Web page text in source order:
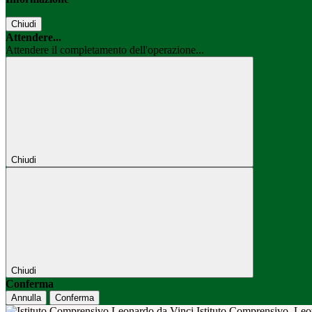
Chiudi
Attendere...
Attendere il completamento dell'operazione...
Chiudi
Chiudi
Conferma
Annulla Conferma